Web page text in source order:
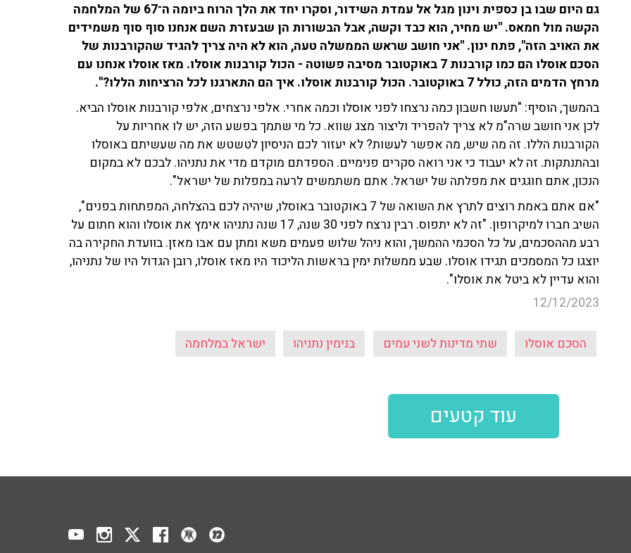
גם היום שבו בן כספית וינון מגל אל עמדת השידור, וסקרו יחד את הלך הרוח ביומה ה־67 של המלחמה
הקשה מול חמאס. "יש מחיר, הוא כבד וקשה, אבל הבשורות הן שבעזרת השם אנחנו סוף סוף משמידים
את האויב הזה", פתח ינון. "אני חושב שראש הממשלה טעה, הוא לא היה צריך להגיד שהקורבנות של
הסכם אוסלו הם כמו קורבנות 7 באוקטובר מסיבה פשוטה - הכול קורבנות אוסלו. מאז אוסלו אנחנו עם
מרחץ הדמים הזה, כולל 7 באוקטובר. הכול קורבנות אוסלו. איך הם התארגנו לכל הרציחות הללו?".
בהמשך, הוסיף: "תעשו חשבון כמה נרצחו לפני אוסלו וכמה אחרי. אלפי נרצחים, אלפי קורבנות אוסלו הביא.
לכן אני חושב שרה"מ לא צריך להפריד וליצור מצג שווא. כל מי שתמך בפשע הזה, יש לו אחריות על
הקורבנות הללו. זה מה שיש, מה אפשר לעשות? לא יעזור לכם הניסיון לטשטש את מה שעשיתם באוסלו
ובהתנתקות. זה לא יעבוד כי אני רואה סקרים פנימיים. הספדתם מוקדם מדי את נתניהו. לבכם לא במקום
הנכון, אתם חוגגים את מפלתה של ישראל. אתם משתמשים לרעה במפלות של ישראל".
"אם אתם באמת רוצים לתרץ את השואה של 7 באוקטובר באוסלו, שיהיה לכם בהצלחה, המפתחות בפנים",
השיב חברו למיקרופון. "זה לא יתפוס. רבין נרצח לפני 30 שנה, 17 שנה נתניהו אימץ את אוסלו והוא חתום על
רבע מההסכמים, על כל הסכמי ההמשך, והוא ניהל שלוש פעמים משא ומתן עם אבו מאזן. בוועדת החקירה בה
יוצגו כל המסמכים תגידו אוסלו. שבע ממשלות ימין בראשות הליכוד היו מאז אוסלו, רובן הגדול היו של נתניהו,
והוא עדיין לא ביטל את אוסלו".
12/12/2023
הסכם אוסלו שתי מדינות לשני עמים בנימין נתניהו ישראל במלחמה
עוד קטעים